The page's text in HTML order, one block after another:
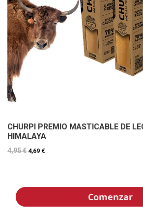
CHURPI PREMIO MASTICABLE DE
HIMALAYA
4,95 € 4,69 €